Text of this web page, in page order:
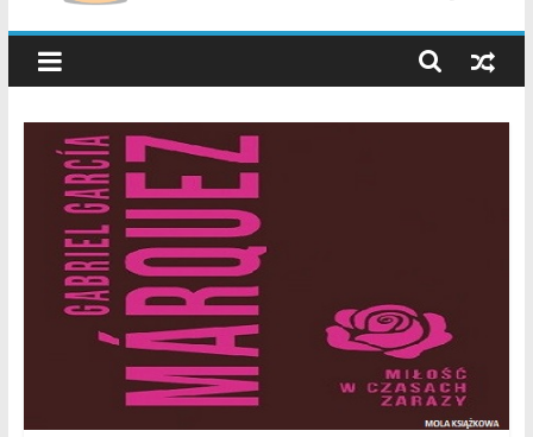
MOLA
KSIĄŻKOWA
SUBIEKTYWNY
BLOG
KSIĄŻKACH